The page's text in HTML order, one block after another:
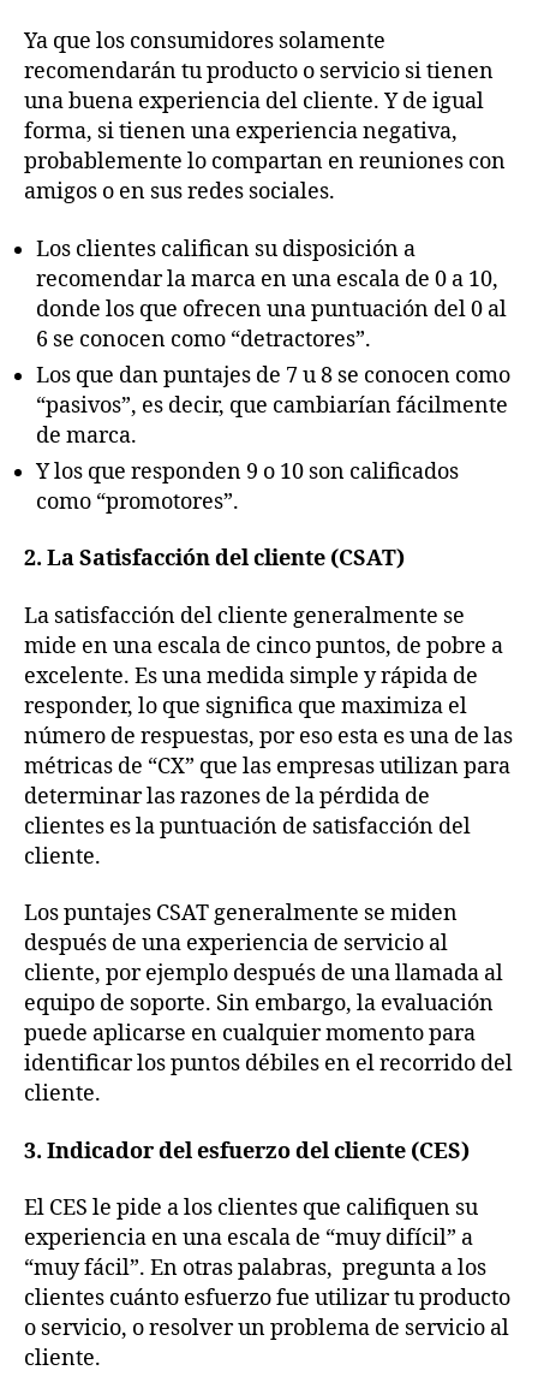
Ya que los consumidores solamente
recomendarán tu producto o servicio si tienen
una buena experiencia del cliente. Y de igual
forma, si tienen una experiencia negativa,
probablemente lo compartan en reuniones con
amigos o en sus redes sociales.
Los clientes califican su disposición a
recomendar la marca en una escala de 0 a 10,
donde los que ofrecen una puntuación del 0 al
6 se conocen como “detractores”.
Los que dan puntajes de 7 u 8 se conocen como
“pasivos”, es decir, que cambiarían fácilmente
de marca.
Y los que responden 9 o 10 son calificados
como “promotores”.
2. La Satisfacción del cliente (CSAT)
La satisfacción del cliente generalmente se
mide en una escala de cinco puntos, de pobre a
excelente. Es una medida simple y rápida de
responder, lo que significa que maximiza el
número de respuestas, por eso esta es una de las
métricas de “CX” que las empresas utilizan para
determinar las razones de la pérdida de
clientes es la puntuación de satisfacción del
cliente.
Los puntajes CSAT generalmente se miden
después de una experiencia de servicio al
cliente, por ejemplo después de una llamada al
equipo de soporte. Sin embargo, la evaluación
puede aplicarse en cualquier momento para
identificar los puntos débiles en el recorrido del
cliente.
3. Indicador del esfuerzo del cliente (CES)
El CES le pide a los clientes que califiquen su
experiencia en una escala de “muy difícil” a
“muy fácil”. En otras palabras, pregunta a los
clientes cuánto esfuerzo fue utilizar tu producto
o servicio, o resolver un problema de servicio al
cliente.